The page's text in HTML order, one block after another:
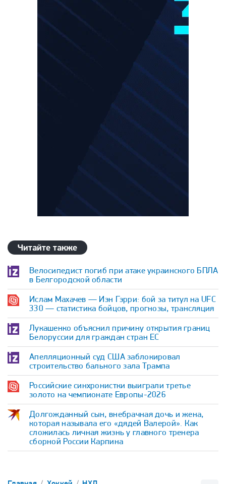
Читайте также
Велосипедист погиб при атаке украинского БПЛА
в Белгородской области
Ислам Махачев — Иэн Гэрри: бой за титул на UFC
330 — статистика бойцов, прогнозы, трансляция
Лукашенко объяснил причину открытия границ
Белоруссии для граждан стран ЕС
Апелляционный суд США заблокировал
строительство бального зала Трампа
Российские синхронистки выиграли третье
золото на чемпионате Европы-2026
Долгожданный сын, внебрачная дочь и жена,
которая называла его «дядей Валерой». Как
сложилась личная жизнь у главного тренера
сборной России Карпина